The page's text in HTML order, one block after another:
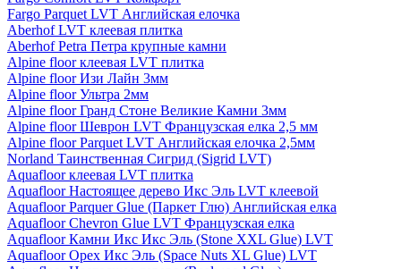
Fargo Parquet LVT Английская елочка
Aberhof LVT клеевая плитка
Aberhof Petra Петра крупные камни
Alpine floor клеевая LVT плитка
Alpine floor Изи Лайн 3мм
Alpine floor Ультра 2мм
Alpine floor Гранд Стоне Великие Камни 3мм
Alpine floor Шеврон LVT Французская елка 2,5 мм
Alpine floor Parquet LVT Английская елочка 2,5мм
Norland Таинственная Сигрид (Sigrid LVT)
Aquafloor клеевая LVT плитка
Aquafloor Настоящее дерево Икс Эль LVT клеевой
Aquafloor Parquer Glue (Паркет Глю) Английская елка
Aquafloor Chevron Glue LVT Французская елка
Aquafloor Камни Икс Икс Эль (Stone XXL Glue) LVT
Aquafloor Орех Икс Эль (Space Nuts XL Glue) LVT